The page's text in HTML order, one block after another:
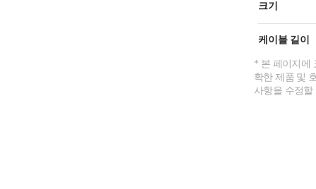
크기
케이블 길이
* 본 페이지에
확한 제품 및
사항을 수정